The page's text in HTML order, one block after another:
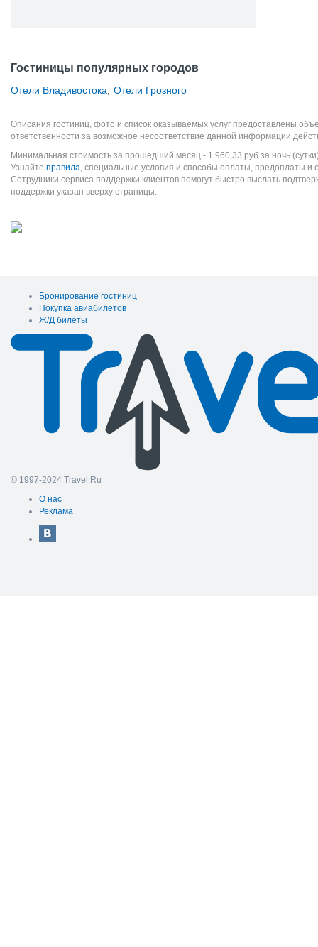
Гостиницы популярных городов
Отели Владивостока Отели Грозного
Описания гостиниц, фото и список оказываемых услуг предоставлены
ответственности за возможное несоответствие данной информации
Минимальная стоимость за прошедший месяц - 1 960,33 руб за ночь
Узнайте правила, специальные условия и способы оплаты, предоплаты и
Сотрудники сервиса поддержки клиентов помогут быстро выслать
поддержки указан вверху страницы.
Бронирование гостиниц
Покупка авиабилетов
Ж/Д билеты
© 1997-2024 Travel.Ru
О нас
Реклама